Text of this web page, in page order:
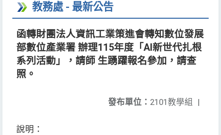
教務處 - 最新公告
函轉財團法人資訊工業策進會轉知數位發展
部數位產業署 辦理115年度「AI新世代扎根
系列活動」，請師 生踴躍報名參加，請查
照。
發布單位： 2101教學組 |
說明：